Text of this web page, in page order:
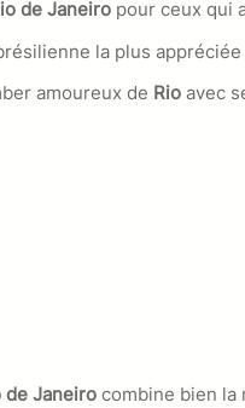
de Janeiro pour ceux qui
la plus
amoureux de Rio avec
de Janeiro combine bien la